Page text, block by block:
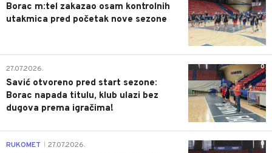
Borac m:tel zakazao osam kontrolnih
utakmica pred početak nove sezone
0
27.07.2026.
Savić otvoreno pred start sezone:
Borac napada titulu, klub ulazi bez
dugova prema igračima!
0
RUKOMET 27.07.2026.